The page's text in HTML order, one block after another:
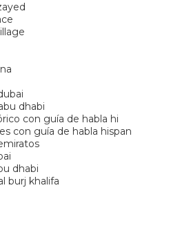
dhabi
con guía de habla hi
con guía de habla hispan
dhabi
burj khalifa